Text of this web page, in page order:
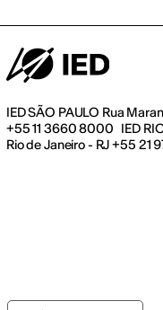
IED SÃO PAULO Rua
+55 11 3660 8000 IED
Rio de Janeiro - RJ +55 21